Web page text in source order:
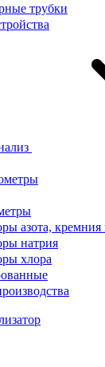
трубки
азота, кремния
натрия
хлора